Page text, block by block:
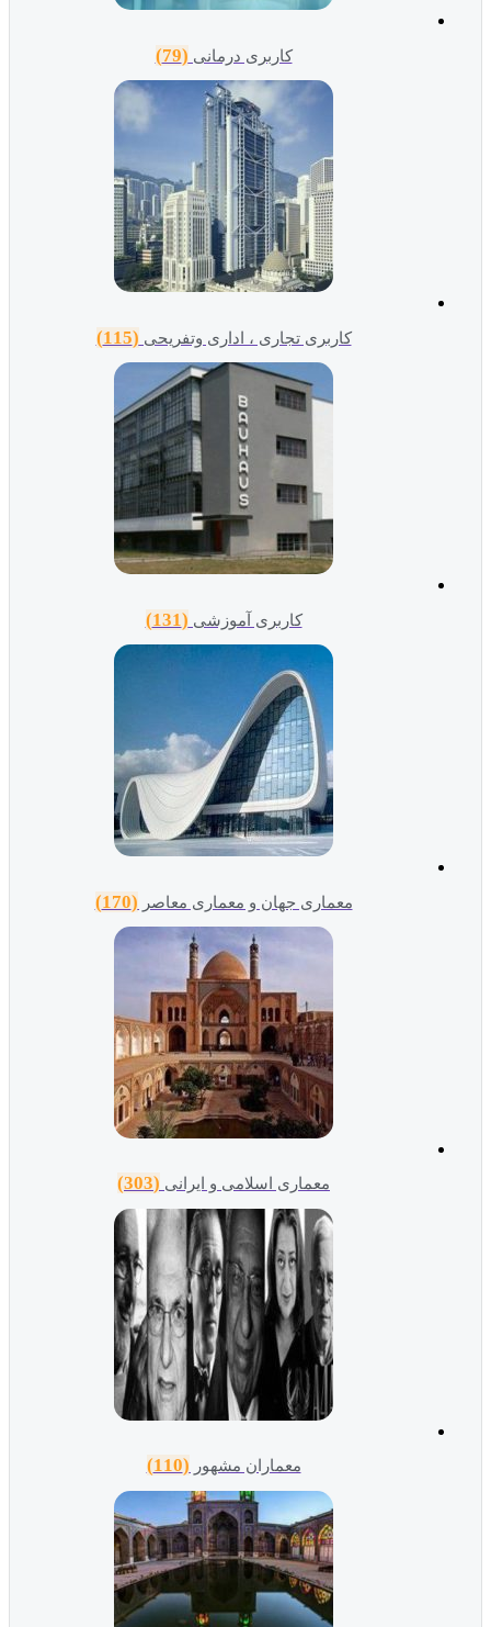
کاربری درمانی (79)
کاربری تجاری ، اداری وتفریحی (115)
کاربری آموزشی (131)
معماری جهان و معماری معاصر (170)
معماری اسلامی و ایرانی (303)
معماران مشهور (110)